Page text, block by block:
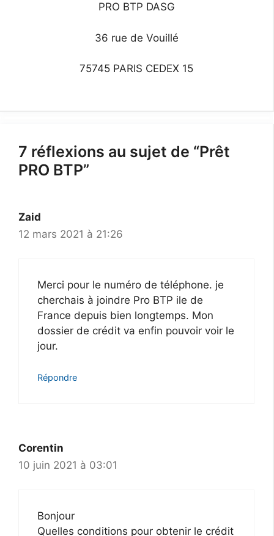
PRO BTP DASG
36 rue de Vouillé
75745 PARIS CEDEX 15
7 réflexions au sujet de “Prêt
PRO BTP”
Zaid
12 mars 2021 à 21:26
Merci pour le numéro de téléphone. je
cherchais à joindre Pro BTP ile de
France depuis bien longtemps. Mon
dossier de crédit va enfin pouvoir voir le
jour.
Répondre
Corentin
10 juin 2021 à 03:01
Bonjour
Quelles conditions pour obtenir le crédit